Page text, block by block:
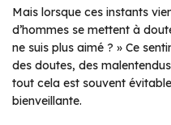
Mais lorsque ces instants
d’hommes se mettent à
ne suis plus aimé ? » Ce
des doutes, des
tout cela est souvent
bienveillante.